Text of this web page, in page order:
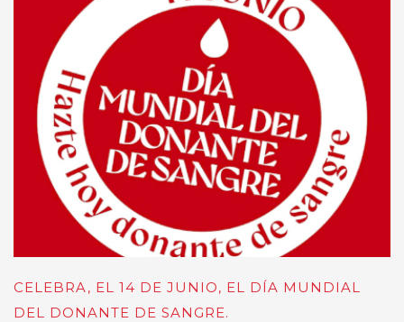
CELEBRA, EL 14 DE JUNIO, EL DÍA MUNDIAL
DEL DONANTE DE SANGRE.